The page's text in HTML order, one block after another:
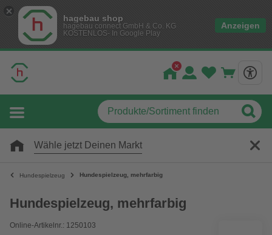
hagebau shop
hagebau connect GmbH & Co. KG
KOSTENLOS- In Google Play
Anzeigen
Wähle jetzt Deinen Markt
Hundespielzeug Hundespielzeug, mehrfarbig
Hundespielzeug, mehrfarbig
Online-Artikelnr.: 1250103